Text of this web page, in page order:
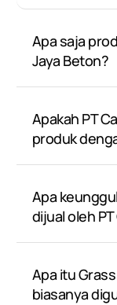
Apa saja
Jaya Beton?
Apakah PT
produk
Apa
dijual oleh
Apa itu
biasanya